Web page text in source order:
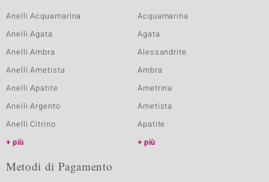
Anelli Acquamarina
Anelli Agata
Anelli Ambra
Anelli Ametista
Anelli Apatite
Anelli Argento
Anelli Citrino
più
Acquamarina
Agata
Alessandrite
Ambra
Ametrina
Ametista
Apatite
più
Metodi di Pagamento